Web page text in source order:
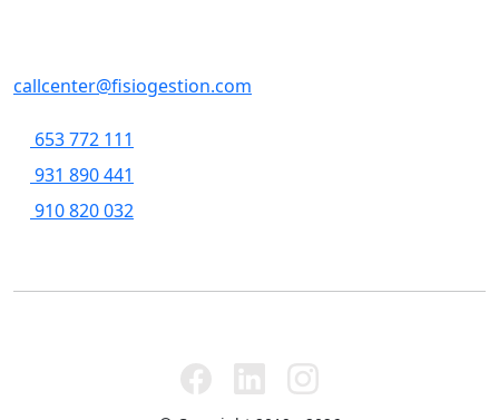
callcenter@fisiogestion.com
653 772 111
931 890 441
910 820 032